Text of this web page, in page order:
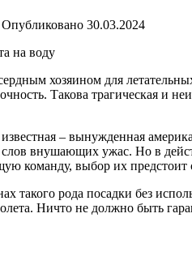
Опубликовано 30.03.2024
хозяином для
Такова трагическая и
– вынужденная
слов внушающих ужас. Но в
команду, выбор их предстоит
такого рода посадки без
Ничто не должно быть